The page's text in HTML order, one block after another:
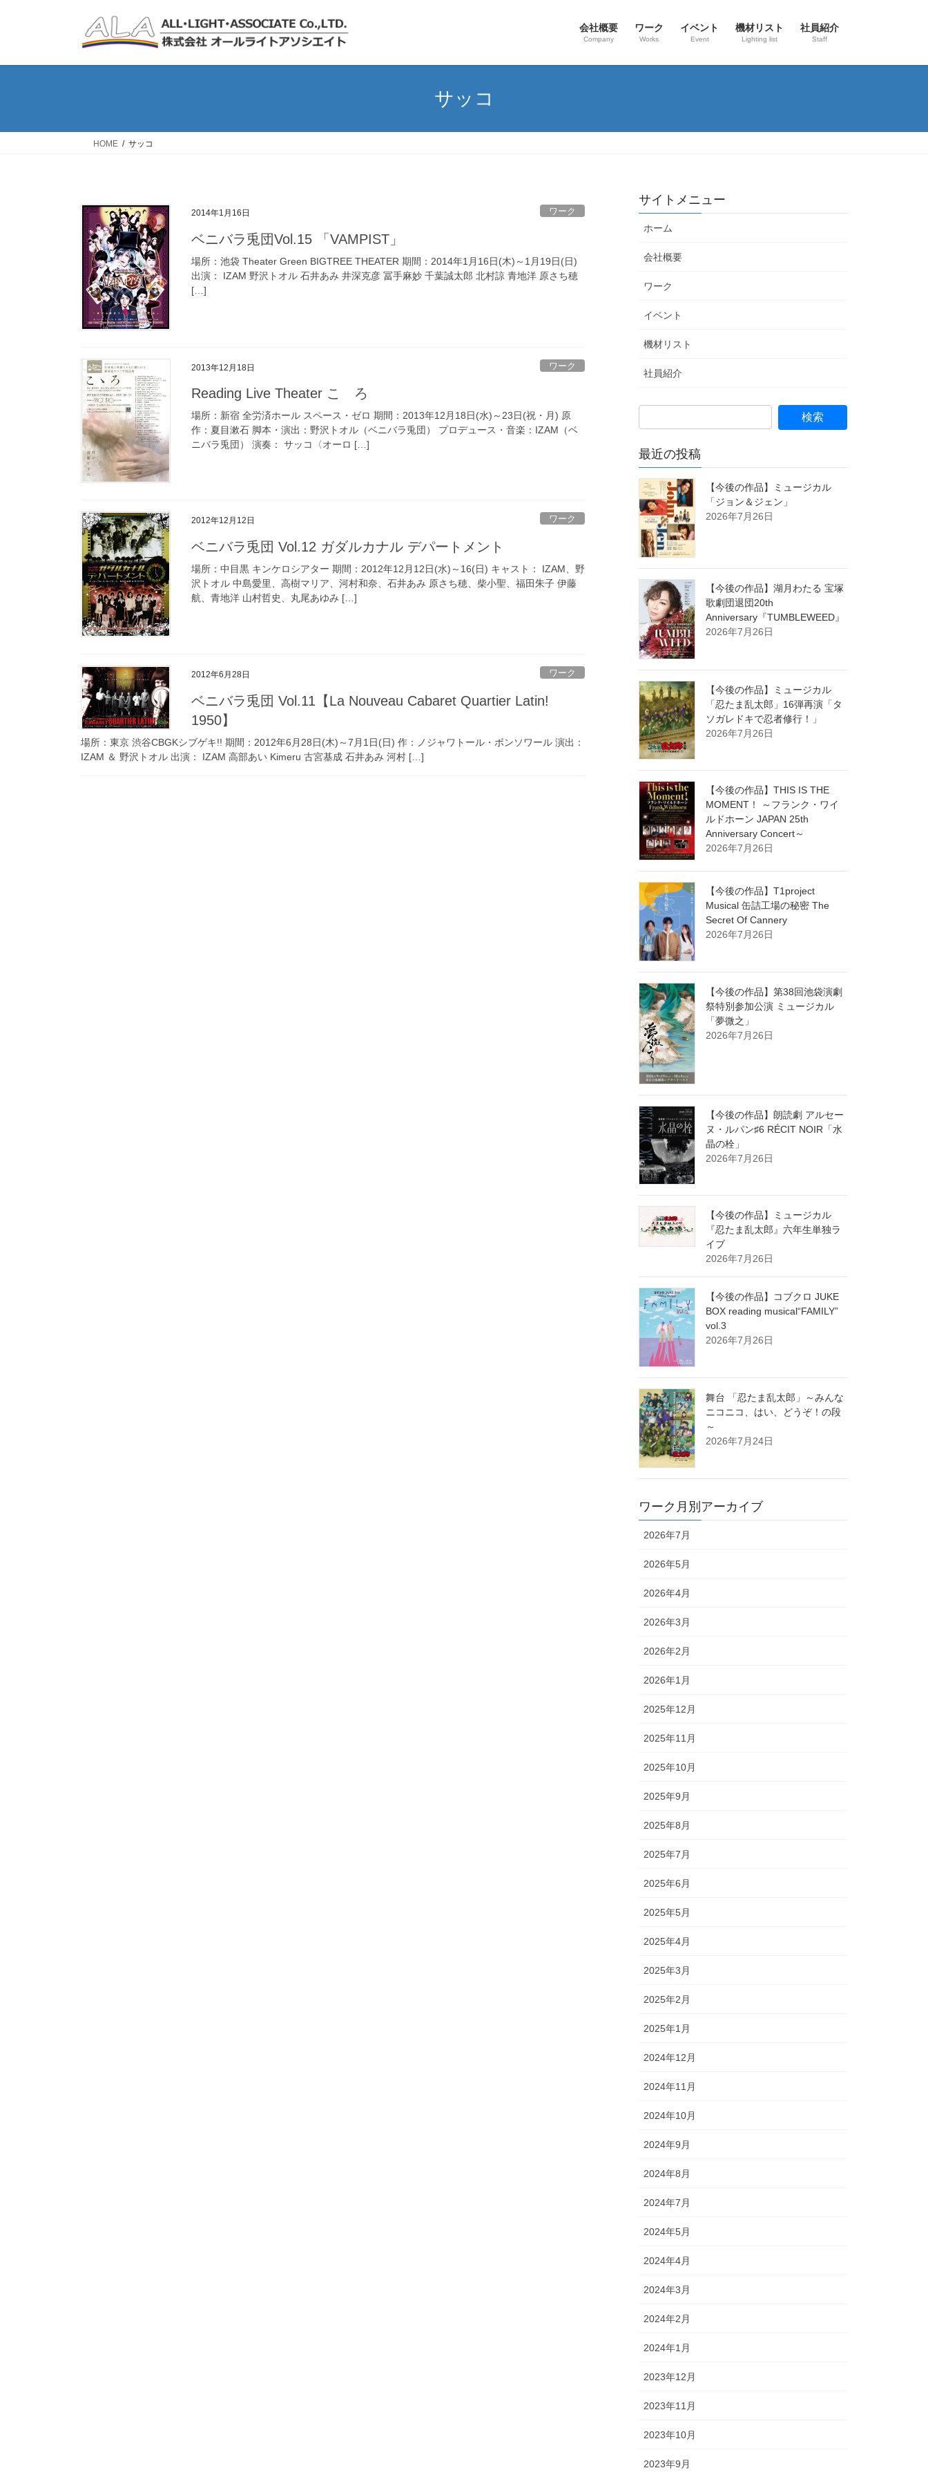
会社概要
Company
ワーク
Works
イベント
Event
機材リスト
Lighting list
社員紹介
Staff
サッコ
HOME サッコ
2014年1月16日 ワーク
ベニバラ兎団Vol.15 「VAMPIST」
場所：池袋 Theater Green BIGTREE THEATER 期間：2014年1月16日(木)～1月19日(日)
出演： IZAM 野沢トオル 石井あみ 井深克彦 冨手麻妙 千葉誠太郎 北村諒 青地洋 原さち穂
[…]
2013年12月18日 ワーク
Reading Live Theater こゝろ
場所：新宿 全労済ホール スペース・ゼロ 期間：2013年12月18日(水)～23日(祝・月) 原
作：夏目漱石 脚本・演出：野沢トオル（ベニバラ兎団） プロデュース・音楽：IZAM（ベ
ニバラ兎団） 演奏： サッコ〈オーロ […]
2012年12月12日 ワーク
ベニバラ兎団 Vol.12 ガダルカナル デパートメント
場所：中目黒 キンケロシアター 期間：2012年12月12日(水)～16(日) キャスト： IZAM、野
沢トオル 中島愛里、高樹マリア、河村和奈、石井あみ 原さち穂、柴小聖、福田朱子 伊藤
航、青地洋 山村哲史、丸尾あゆみ […]
2012年6月28日 ワーク
ベニバラ兎団 Vol.11【La Nouveau Cabaret Quartier Latin!
1950】
場所：東京 渋谷CBGKシブゲキ!! 期間：2012年6月28日(木)～7月1日(日) 作：ノジャワトール・ボンソワール 演出：
IZAM ＆ 野沢トオル 出演： IZAM 高部あい Kimeru 古宮基成 石井あみ 河村 […]
サイトメニュー
ホーム
会社概要
ワーク
イベント
機材リスト
社員紹介
最近の投稿
【今後の作品】ミュージカル
「ジョン＆ジェン」
2026年7月26日
【今後の作品】湖月わたる 宝塚
歌劇団退団20th
Anniversary『TUMBLEWEED』
2026年7月26日
【今後の作品】ミュージカル
「忍たま乱太郎」16弾再演「タ
ソガレドキで忍者修行！」
2026年7月26日
【今後の作品】THIS IS THE
MOMENT！ ～フランク・ワイ
ルドホーン JAPAN 25th
Anniversary Concert～
2026年7月26日
【今後の作品】T1project
Musical 缶詰工場の秘密 The
Secret Of Cannery
2026年7月26日
【今後の作品】第38回池袋演劇
祭特別参加公演 ミュージカル
「夢微之」
2026年7月26日
【今後の作品】朗読劇 アルセー
ヌ・ルパン♯6 RÉCIT NOIR「水
晶の栓」
2026年7月26日
【今後の作品】ミュージカル
『忍たま乱太郎』六年生単独ラ
イブ
2026年7月26日
【今後の作品】コブクロ JUKE
BOX reading musical“FAMILY”
vol.3
2026年7月26日
舞台 「忍たま乱太郎」～みんな
ニコニコ、はい、どうぞ！の段
～
2026年7月24日
ワーク月別アーカイブ
2026年7月
2026年5月
2026年4月
2026年3月
2026年2月
2026年1月
2025年12月
2025年11月
2025年10月
2025年9月
2025年8月
2025年7月
2025年6月
2025年5月
2025年4月
2025年3月
2025年2月
2025年1月
2024年12月
2024年11月
2024年10月
2024年9月
2024年8月
2024年7月
2024年5月
2024年4月
2024年3月
2024年2月
2024年1月
2023年12月
2023年11月
2023年10月
2023年9月